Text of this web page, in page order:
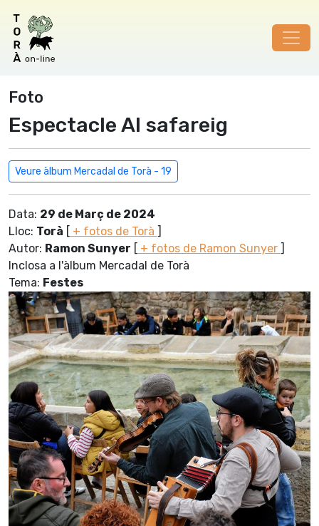
Foto
Espectacle Al safareig
Veure àlbum Mercadal de Torà - 19
Data: 29 de Març de 2024
Lloc: Torà [ + fotos de Torà ]
Autor: Ramon Sunyer [ + fotos de Ramon Sunyer ]
Inclosa a l'àlbum Mercadal de Torà
Tema: Festes